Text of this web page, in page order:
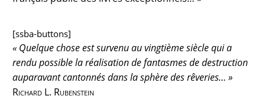
[ssba-buttons]
« Quelque chose est survenu au vingtième siècle qui a
rendu possible la réalisation de fantasmes de destruction
auparavant cantonnés dans la sphère des rêveries… »
Richard L. Rubenstein